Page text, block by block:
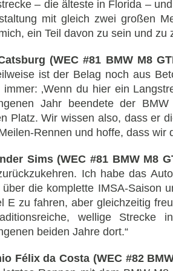
– die älteste in Florida –
mit gleich zwei großen
ein Teil davon zu sein und zu
(WEC #81 BMW M8
ist der Belag noch aus
immer: ‚Wenn du hier ein
Jahr beendete der
Platz. Wir wissen also, dass er
Rennen und hoffe, dass wir
Sims (WEC #81 BMW M8
Ich habe das
über die komplette IMSA-Saison
E zu fahren, aber gleichzeitig
wellige Strecke
beiden Jahre dort.“
Félix da Costa (WEC #82